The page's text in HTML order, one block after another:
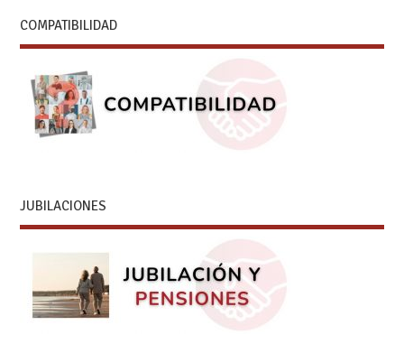
COMPATIBILIDAD
JUBILACIONES